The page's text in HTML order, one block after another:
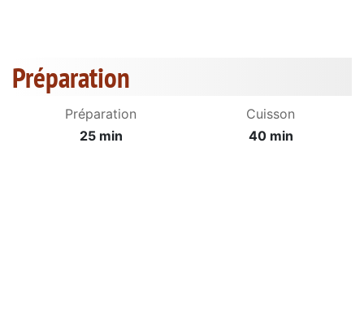
Préparation
Préparation
25 min
Cuisson
40 min